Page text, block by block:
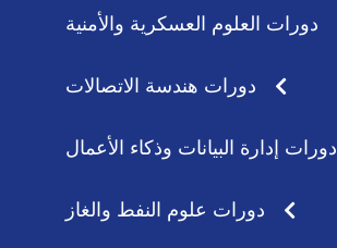
دورات العلوم العسكرية والأمنية
دورات هندسة الاتصالات
دورات إدارة البيانات وذكاء الأعمال
دورات علوم النفط والغاز